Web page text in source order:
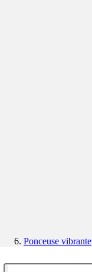
Ponceuse vibrante